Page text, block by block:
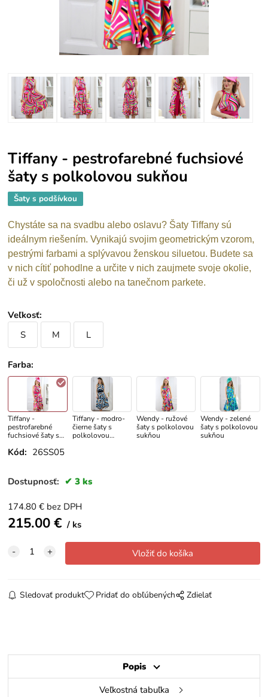
Tiffany - pestrofarebné fuchsiové
šaty s polkolovou sukňou
Šaty s podšívkou
Chystáte sa na svadbu alebo oslavu? Šaty Tiffany sú
ideálnym riešením. Vynikajú svojim geometrickým vzorom,
pestrými farbami a splývavou ženskou siluetou. Budete sa
v nich cítiť pohodlne a určite v nich zaujmete svoje okolie,
či už v spoločnosti alebo na tanečnom parkete.
Veľkosť:
S
M L
Farba:
Tiffany -
pestrofarebné
fuchsiové šaty s
sukňou
Tiffany - modro-
čierne šaty s
polkolovou
Wendy - ružové
šaty s polkolovou
sukňou
Wendy - zelené
šaty s polkolovou
sukňou
Kód: 26SS05
Dostupnosť: 3 ks
174.80 € bez DPH
215.00€ ks
Sledovať produkt Pridať do obľúbených Zdielať
Popis
Veľkostná tabuľka